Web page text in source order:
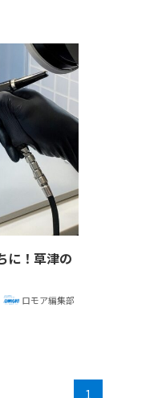
に！草津の
ロモア編集部
1